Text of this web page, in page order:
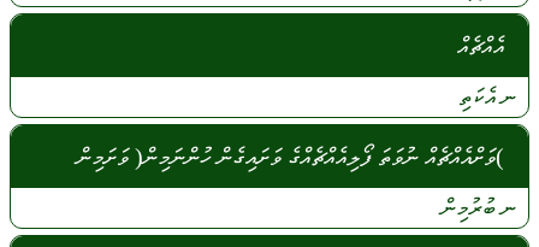
އެއްޗެއް
ނއެކަތި
)ވަށްއެއްޗެއް ނުވަތަ ފޯލިއެއްޗެއްގެ ވަށައިގެން ހުންނަމިން( ވަށަމިން
ނބުރުމިން